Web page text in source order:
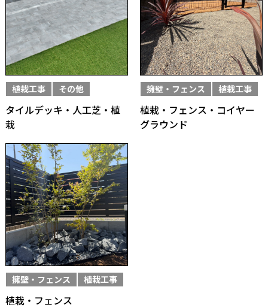
植栽工事 その他
タイルデッキ・人工芝・植
栽
擁壁・フェンス 植栽工事
植栽・フェンス・コイヤー
グラウンド
擁壁・フェンス 植栽工事
植栽・フェンス